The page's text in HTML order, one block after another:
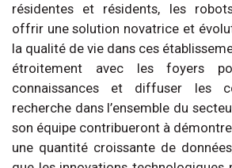
résidentes et résidents, les
offrir une solution novatrice et
la qualité de vie dans ces
étroitement avec les foyers
connaissances et diffuser les
recherche dans l’ensemble du
son équipe contribueront à
une quantité croissante de